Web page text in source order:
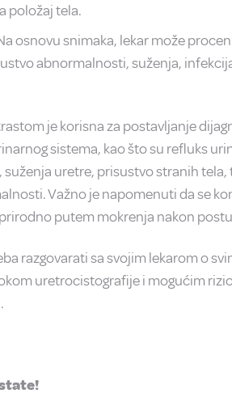
položaj tela.
osnovu snimaka, lekar može
abnormalnosti, suženja,
je korisna za postavljanje
sistema, kao što su refluks
uretre, prisustvo stranih tela,
Važno je napomenuti da se
putem mokrenja nakon
razgovarati sa svojim lekarom o
uretrocistografije i mogućim